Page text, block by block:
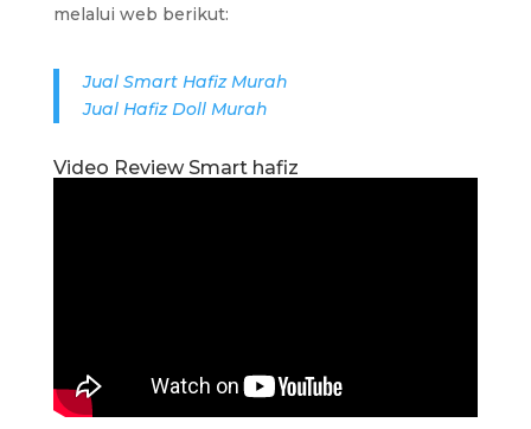
melalui web berikut:
Jual Smart Hafiz Murah
Jual Hafiz Doll Murah
Video Review Smart hafiz